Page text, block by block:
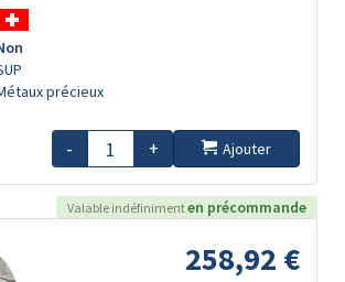
précieux
- + Ajouter
Valable indéfinimenten précommande
258,92 €